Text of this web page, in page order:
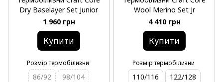
Dry Baselayer Set Junior
1 960 грн
Купити
Розмір термобілизни
86/92
98/104
Wool Merino Set Jr
4 410 грн
Купити
Розмір термобілизни
110/116
122/128